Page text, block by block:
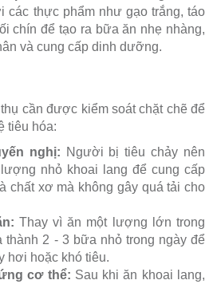
các thực phẩm như gạo trắng, táo
chín để tạo ra bữa ăn nhẹ nhàng,
và cung cấp dinh dưỡng.
cần được kiểm soát chặt chẽ để
tiêu hóa:
nghị: Người bị tiêu chảy nên
nhỏ khoai lang để cung cấp
chất xơ mà không gây quá tải cho
Thay vì ăn một lượng lớn trong
thành 2 - 3 bữa nhỏ trong ngày để
hơi hoặc khó tiêu.
cơ thể: Sau khi ăn khoai lang,